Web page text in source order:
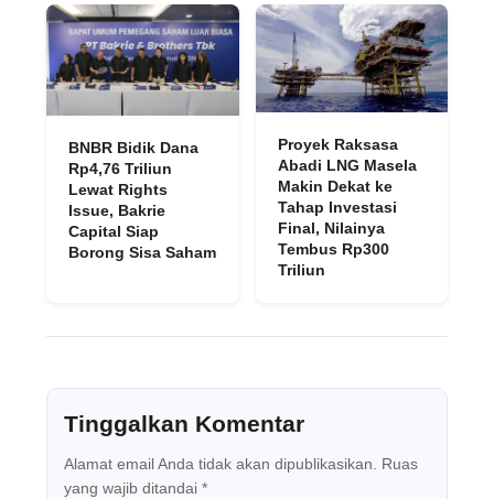
BNBR Bidik Dana
Rp4,76 Triliun
Lewat Rights
Issue, Bakrie
Capital Siap
Borong Sisa Saham
Proyek Raksasa
Abadi LNG Masela
Makin Dekat ke
Tahap Investasi
Final, Nilainya
Tembus Rp300
Triliun
Tinggalkan Komentar
Alamat email Anda tidak akan dipublikasikan.
Ruas
yang wajib ditandai *